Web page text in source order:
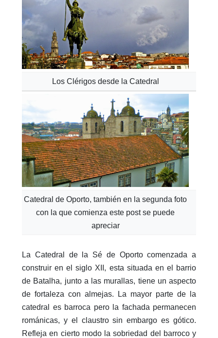
Los Clérigos desde la Catedral
Catedral de Oporto, también en la segunda foto
con la que comienza este post se puede
apreciar
La Catedral de la Sé de Oporto comenzada a
construir en el siglo XII, esta situada en el barrio
de Batalha, junto a las murallas, tiene un aspecto
de fortaleza con almejas. La mayor parte de la
catedral es barroca pero la fachada permanecen
románicas, y el claustro sin embargo es gótico.
Refleja en cierto modo la sobriedad del barroco y